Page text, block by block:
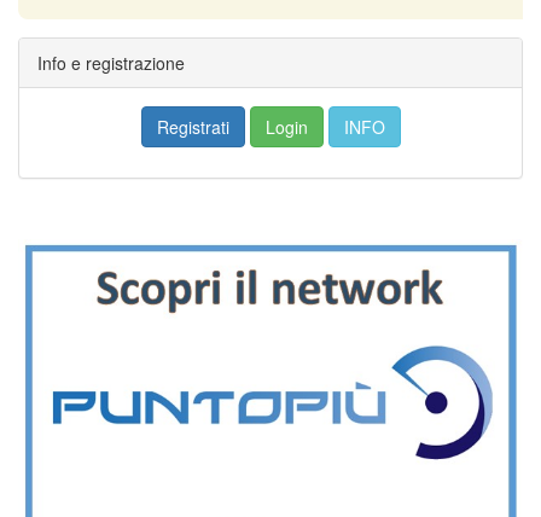
Info e registrazione
Registrati Login INFO